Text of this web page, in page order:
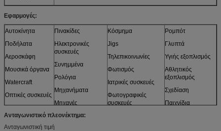
Εφαρμογές:
Αυτοκίνητα
Ποδήλατα
Αεροσκάφη
Μουσικά όργανα
Watercraft
Οπτικές συσκευές
Αισθητήρες
Πρότυπα
Πινακίδες
Ηλεκτρονικές
συσκευές
Συνημμένα
Ρολόγια
Μηχανήματα
Μηχανές
Έπιπλα
Κόσμημα
Jigs
Τηλεπικοινωνίες
Φωτισμός
Ιατρικές συσκευές
Φωτογραφικές
συσκευές
Ρομπότ
Γλυπτά
Υγιής εξοπλισμός
Αθλητικός
εξοπλισμός
Σχεδίαση
Παιχνίδια
Ανταγωνιστικό πλεονέκτημα:
Ανταγωνιστική τιμή